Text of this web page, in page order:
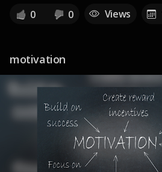
0 0 Views
motivation